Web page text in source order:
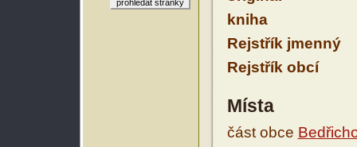
kniha
Rejstřík jmenný
Rejstřík obcí
Místa
část obce